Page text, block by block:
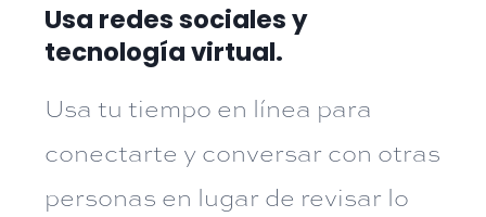
Usa redes sociales y
tecnología virtual.
Usa tu tiempo en línea para
conectarte y conversar con otras
personas en lugar de revisar lo